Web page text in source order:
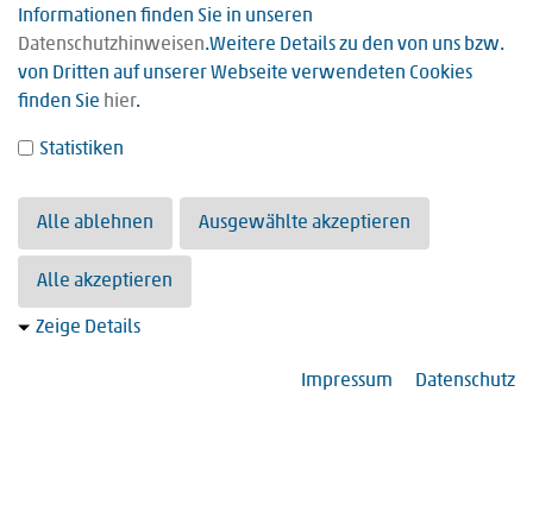
dabei nachhaltig und umweltbewusst die wirtschaftliche
Existenz der Einrichtungen zu sichern.
Trägerleitbild
Informationen finden Sie in unseren
Datenschutzhinweisen.Weitere Details zu den von uns bzw.
von Dritten auf unserer Webseite verwendeten Cookies
finden Sie hier.
Statistiken
Alle ablehnen Ausgewählte akzeptieren
Alle akzeptieren
Zeige Details
Impressum Datenschutz